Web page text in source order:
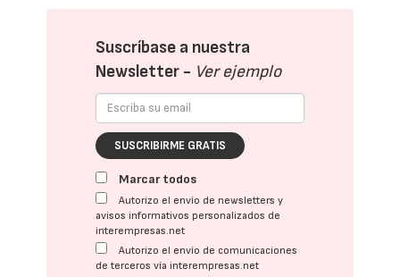
Suscríbase a nuestra
Newsletter - Ver ejemplo
SUSCRIBIRME GRATIS
Marcar todos
Autorizo el envío de newsletters y
avisos informativos personalizados de
interempresas.net
Autorizo el envío de comunicaciones
de terceros vía interempresas.net